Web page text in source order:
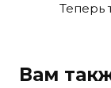
Теперь
Вам